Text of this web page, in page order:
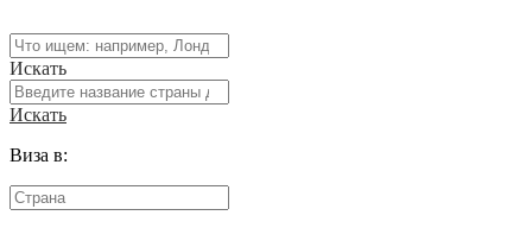
Искать
Искать
Виза в: